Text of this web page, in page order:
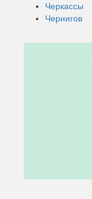
Черкассы
Чернигов